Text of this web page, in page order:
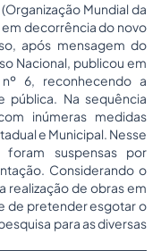
Mundial da
decorrência do novo
após mensagem do
Nacional, publicou em
6, reconhecendo a
pública. Na sequência
inúmeras medidas
e Municipal. Nesse
foram suspensas por
Considerando o
realização de obras em
de pretender esgotar o
para as diversas